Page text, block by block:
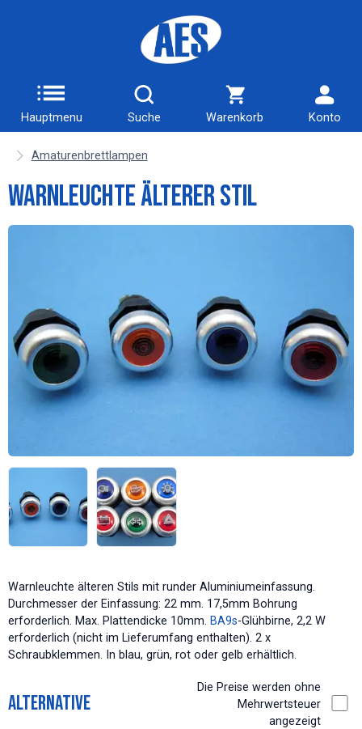
Hauptmenu Suche Warenkorb Konto
Amaturenbrettlampen
Warnleuchte älterer Stil
Warnleuchte älteren Stils mit runder Aluminiumeinfassung.
Durchmesser der Einfassung: 22 mm. 17,5mm Bohrung
erforderlich. Max. Plattendicke 10mm. BA9s-Glühbirne, 2,2 W
erforderlich (nicht im Lieferumfang enthalten). 2 x
Schraubklemmen. In blau, grün, rot oder gelb erhältlich.
Alternative
Die Preise werden ohne
Mehrwertsteuer
angezeigt